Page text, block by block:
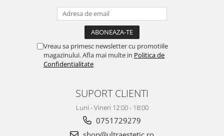
Vreau sa primesc newsletter cu promotiile
magazinului. Afla mai multe in Politica de
Confidentialitate
SUPORT CLIENTI
Luni - Vineri 12:00 - 18:00
0751729279